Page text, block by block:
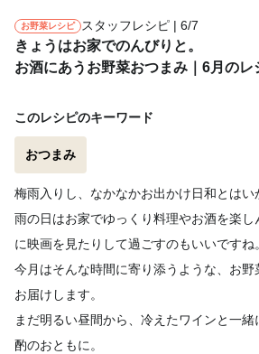
お野菜レシピ スタッフレシピ | 6/7
きょうはお家でのんびりと。
お酒にあうお野菜おつまみ｜6月のレ
このレシピのキーワード
おつまみ
梅雨入りし、なかなかお出かけ日和とはい
雨の日はお家でゆっくり料理やお酒を楽
に映画を見たりして過ごすのもいいですね。
今月はそんな時間に寄り添うような、お
お届けします。
まだ明るい昼間から、冷えたワインと一
酌のおともに。